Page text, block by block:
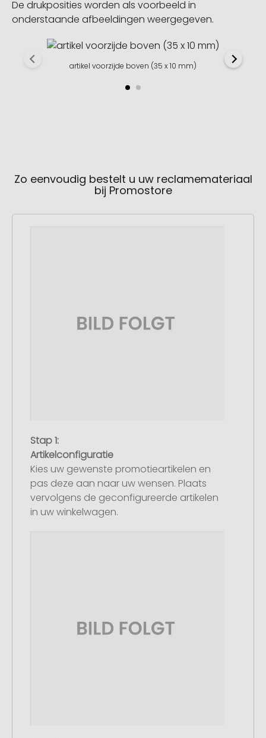
De drukposities worden als voorbeeld in
onderstaande afbeeldingen weergegeven.
artikel voorzijde boven (35 x 10 mm)
Zo eenvoudig bestelt u uw reclamemateriaal
bij Promostore
Stap 1:
Artikelconfiguratie
Kies uw gewenste promotieartikelen en
pas deze aan naar uw wensen. Plaats
vervolgens de geconfigureerde artikelen
in uw winkelwagen.